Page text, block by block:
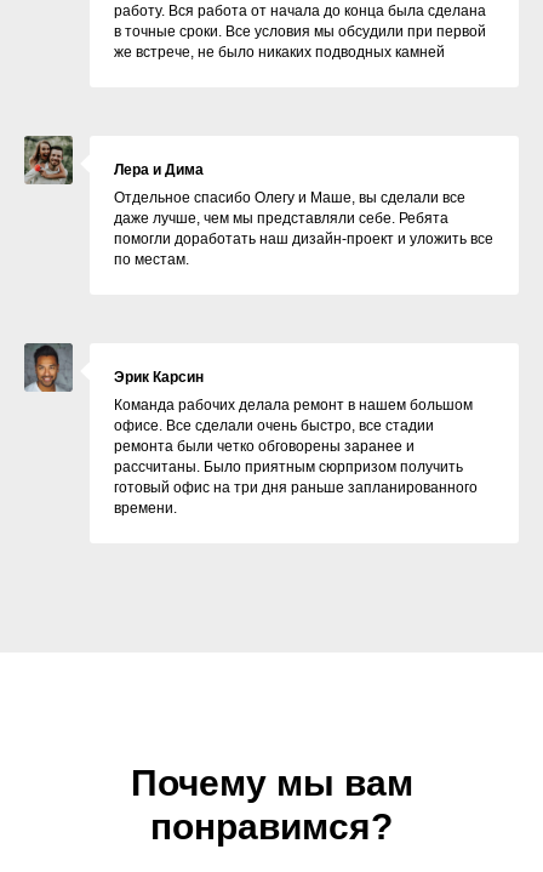
работу. Вся работа от начала до конца была сделана
в точные сроки. Все условия мы обсудили при первой
же встрече, не было никаких подводных камней
Лера и Дима
Отдельное спасибо Олегу и Маше, вы сделали все
даже лучше, чем мы представляли себе. Ребята
помогли доработать наш дизайн-проект и уложить все
по местам.
Эрик Карсин
Команда рабочих делала ремонт в нашем большом
офисе. Все сделали очень быстро, все стадии
ремонта были четко обговорены заранее и
рассчитаны. Было приятным сюрпризом получить
готовый офис на три дня раньше запланированного
времени.
Почему мы вам
понравимся?